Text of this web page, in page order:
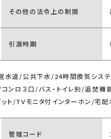
その他の法令上の制限
引渡時期
水道/公共下水/24時間換気シス
ンロ３口/バス・トイレ別/追焚
ト/TVモニタ付インターホン/宅配
管理コード